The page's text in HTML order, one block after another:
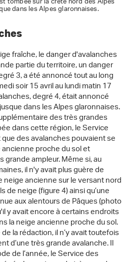
dans les Alpes glaronnaises.
fraîche, le danger d'avalanches
partie du territoire, un danger
3, a été annoncé tout au long
soir 15 avril au lundi matin 17
degré 4, était annoncé
dans les Alpes glaronnaises.
des très grandes
dans cette région, le Service
des avalanches pouvaient se
proche du sol et
ampleur. Même si, au
il n'y avait plus guère de
ancienne sur le versant nord
de neige (figure 4) ainsi qu’une
aux alentours de Pâques (photo
y avait encore à certains endroits
la neige ancienne proche du sol.
la rédaction, il n’y avait toutefois
d’une très grande avalanche. Il
de l’année, le Service des